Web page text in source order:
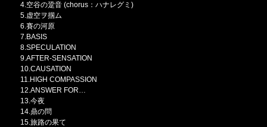
4.空谷の跫音 (chorus：ハナレグミ)
5.虚空ヲ掴ム
6.賽の河原
7.BASIS
8.SPECULATION
9.AFTER-SENSATION
10.CAUSATION
11.HIGH COMPASSION
12.ANSWER FOR…
13.今夜
14.鼎の問
15.旅路の果て